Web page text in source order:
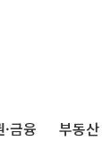
금융 부동산
르무즈 재개방